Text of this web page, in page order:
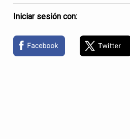
Iniciar sesión con: